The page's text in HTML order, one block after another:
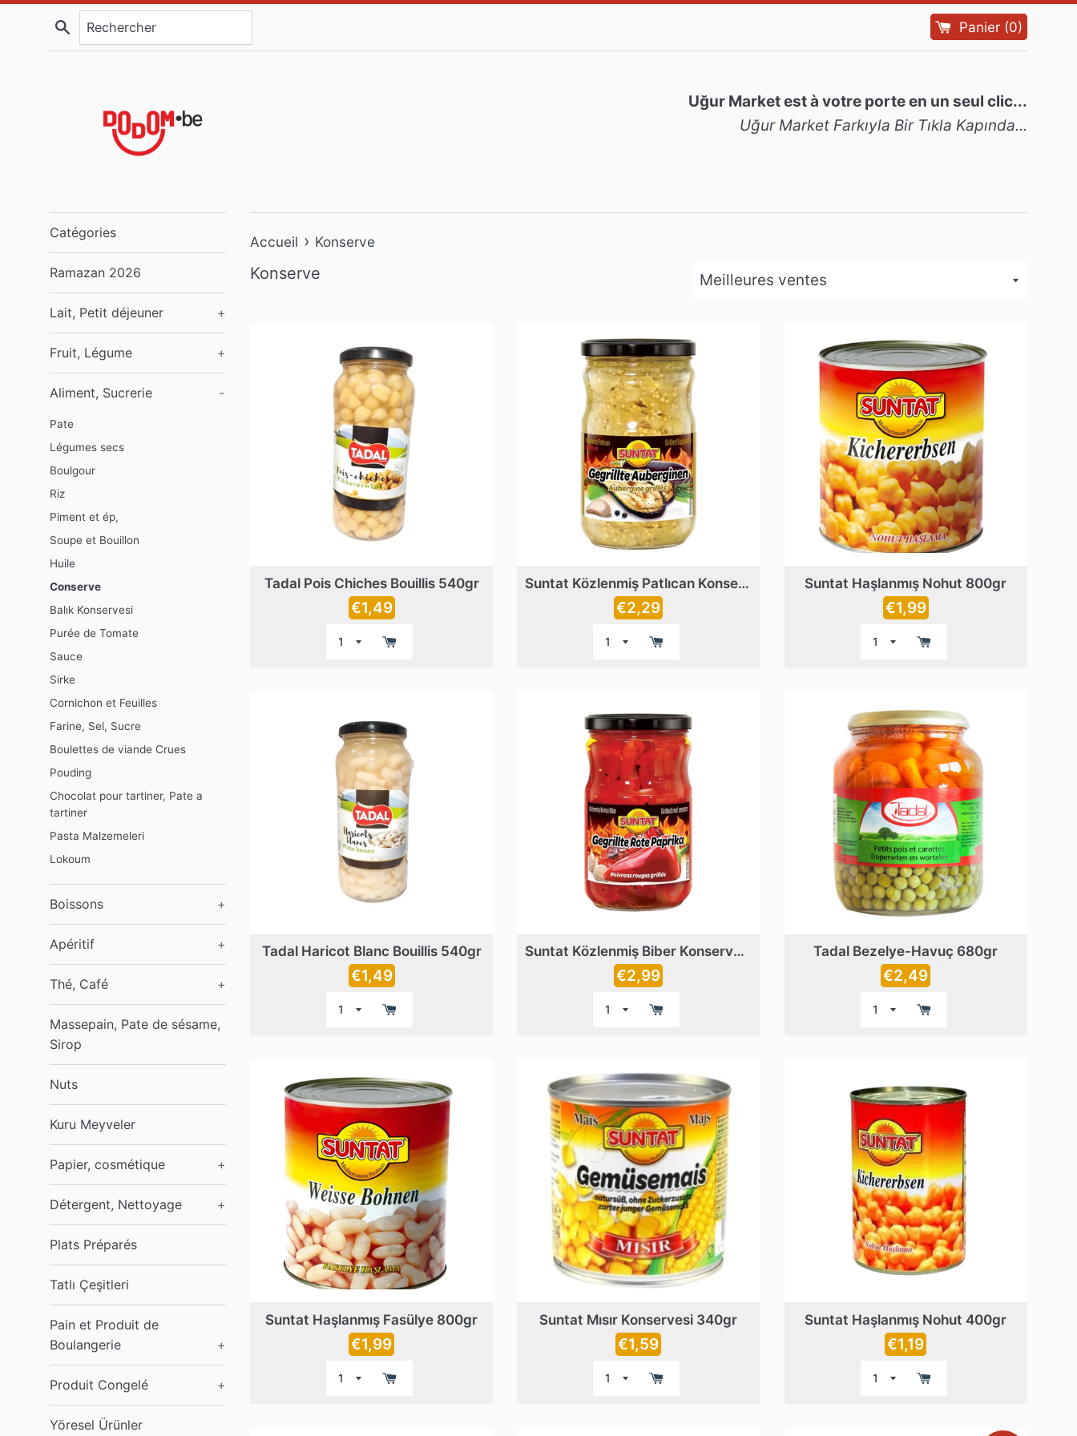
Recherche Panier (0)
Uğur Market est à votre porte en un seul clic...
Uğur Market Farkıyla Bir Tıkla Kapında...
Catégories
Ramazan 2026
Lait, Petit déjeuner +
Fruit, Légume +
Aliment, Sucrerie -
Pate
Légumes secs
Boulgour
Riz
Piment et ép,
Soupe et Bouillon
Huile
Conserve
Balık Konservesi
Purée de Tomate
Sauce
Sirke
Cornichon et Feuilles
Farine, Sel, Sucre
Boulettes de viande Crues
Pouding
Chocolat pour tartiner, Pate a
tartiner
Pasta Malzemeleri
Lokoum
Boissons +
Apéritif +
Thé, Café +
Massepain, Pate de sésame,
Sirop
Nuts
Kuru Meyveler
Papier, cosmétique +
Détergent, Nettoyage +
Plats Préparés
Tatlı Çeşitleri
Pain et Produit de
Boulangerie
+
Produit Congelé +
Yöresel Ürünler
Accueil › Konserve
Konserve
Trier
Tadal Pois Chiches Bouillis 540gr
Prix
€1,49
Suntat Közlenmiş Patlıcan Konservesi 590gr
Prix
€2,29
Suntat Haşlanmış Nohut 800gr
Prix
€1,99
Tadal Haricot Blanc Bouillis 540gr
Prix
€1,49
Suntat Közlenmiş Biber Konservesi 650gr
Prix
€2,99
Tadal Bezelye-Havuç 680gr
Prix
€2,49
Suntat Haşlanmış Fasülye 800gr
Prix
€1,99
Suntat Mısır Konservesi 340gr
Prix
€1,59
Suntat Haşlanmış Nohut 400gr
Prix
€1,19